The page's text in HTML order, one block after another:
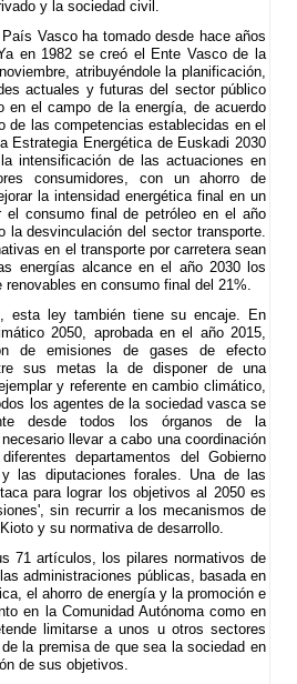
y la sociedad civil.
Vasco ha tomado desde hace años
en 1982 se creó el Ente Vasco de la
atribuyéndole la planificación,
actuales y futuras del sector público
en el campo de la energía, de acuerdo
de las competencias establecidas en el
Estrategia Energética de Euskadi 2030
intensificación de las actuaciones en
consumidores, con un ahorro de
la intensidad energética final en un
consumo final de petróleo en el año
la desvinculación del sector transporte.
en el transporte por carretera sean
energías alcance en el año 2030 los
en consumo final del 21%.
esta ley también tiene su encaje. En
2050, aprobada en el año 2015,
de emisiones de gases de efecto
sus metas la de disponer de una
y referente en cambio climático,
los agentes de la sociedad vasca se
desde todos los órganos de la
llevar a cabo una coordinación
departamentos del Gobierno
las diputaciones forales. Una de las
para lograr los objetivos al 2050 es
sin recurrir a los mecanismos de
y su normativa de desarrollo.
71 artículos, los pilares normativos de
administraciones públicas, basada en
el ahorro de energía y la promoción e
en la Comunidad Autónoma como en
limitarse a unos u otros sectores
la premisa de que sea la sociedad en
de sus objetivos.